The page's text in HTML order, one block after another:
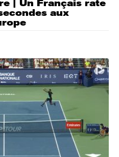
| Un Français rate
aux